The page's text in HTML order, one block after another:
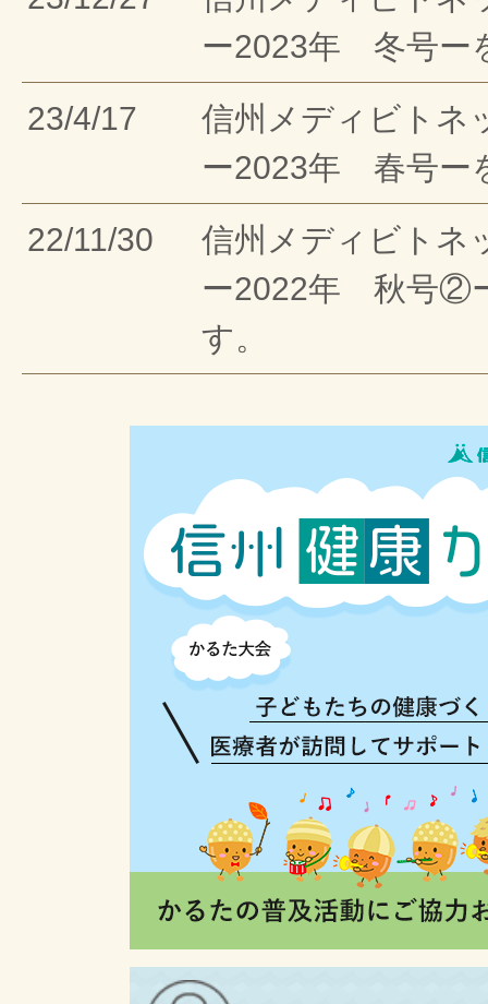
ー2023年 冬号ー
23/4/17
信州メディビトネ
ー2023年 春号ー
22/11/30
信州メディビトネ
ー2022年 秋号②
す。